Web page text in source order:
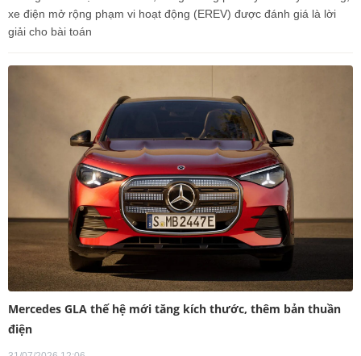
xe điện mở rộng phạm vi hoạt động (EREV) được đánh giá là lời
giải cho bài toán
Mercedes GLA thế hệ mới tăng kích thước, thêm bản thuần
điện